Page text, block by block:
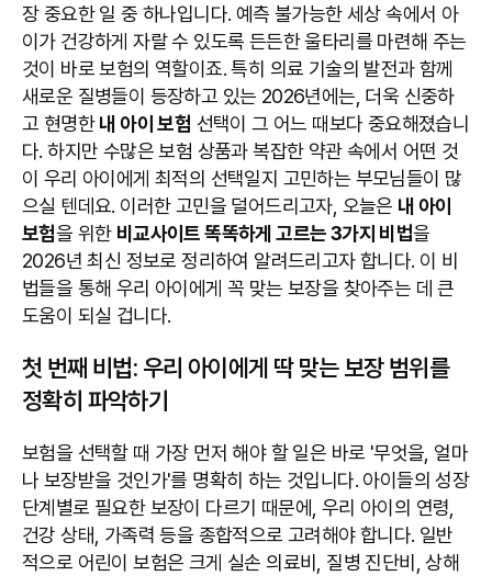
장 중요한 일 중 하나입니다. 예측 불가능한 세상 속에서 아
이가 건강하게 자랄 수 있도록 든든한 울타리를 마련해 주는
것이 바로 보험의 역할이죠. 특히 의료 기술의 발전과 함께
새로운 질병들이 등장하고 있는 2026년에는, 더욱 신중하
고 현명한내 아이 보험 선택이 그 어느 때보다 중요해졌습니
다. 하지만 수많은 보험 상품과 복잡한 약관 속에서 어떤 것
이 우리 아이에게 최적의 선택일지 고민하는 부모님들이 많
으실 텐데요. 이러한 고민을 덜어드리고자, 오늘은 내 아이
보험을 위한 비교사이트 똑똑하게 고르는 3가지 비법을
2026년 최신 정보로 정리하여 알려드리고자 합니다. 이 비
법들을 통해 우리 아이에게 꼭 맞는 보장을 찾아주는 데 큰
도움이 되실 겁니다.
첫 번째 비법: 우리 아이에게 딱 맞는 보장 범위를
정확히 파악하기
보험을 선택할 때 가장 먼저 해야 할 일은 바로 '무엇을, 얼마
나 보장받을 것인가'를 명확히 하는 것입니다. 아이들의 성장
단계별로 필요한 보장이 다르기 때문에, 우리 아이의 연령,
건강 상태, 가족력 등을 종합적으로 고려해야 합니다. 일반
적으로 어린이 보험은 크게 실손 의료비, 질병 진단비, 상해